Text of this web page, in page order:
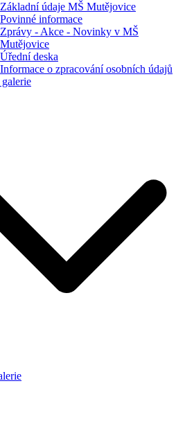
Základní údaje MŠ Mutějovice
Povinné informace
Zprávy - Akce - Novinky v MŠ
Mutějovice
Úřední deska
Informace o zpracování osobních údajů